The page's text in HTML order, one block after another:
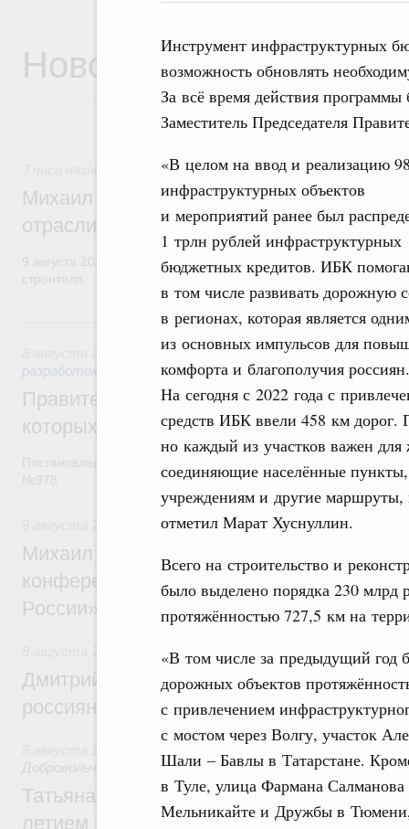
Инструмент инфраструктурных
возможность обновлять
За всё время действия
Заместитель Председателя
«В целом на ввод и реализацию
инфраструктурных объектов
и мероприятий ранее был
1 трлн рублей инфраструктурных
бюджетных кредитов. ИБК
в том числе развивать дорожную
в регионах, которая является
из основных импульсов для
комфорта и благополучия россиян.
На сегодня с 2022 года с
средств ИБК ввели 458 км дорог.
но каждый из участков важен
соединяющие населённые
учреждениям и другие
отметил Марат Хуснуллин.
Всего на строительство и
было выделено порядка 230
протяжённостью 727,5 км на
«В том числе за предыдущий год
дорожных объектов
с привлечением
с мостом через Волгу, участок
Шали – Бавлы в Татарстане.
в Туле, улица Фармана Салманова
Мельникайте и Дружбы в
Новости
Регулирование в сфере строительства
Михаил Мишустин поздравил
отрасли с профессиональным
9 августа 2026 года отмечается профессиональный праздник
Вчера
Государственная политика в сфере
разработок
Правительство расширило перечень
которых освобождаются от НДФЛ
Отрасль информационных технологий
Михаил Мишустин дал поручения по
конференции «Цифровая индустрия
России»
Спорт высших достижений и массовый
Дмитрий Чернышенко и Михаил
россиян с Днём физкультурника
Добровольчество и волонтёрство. Благотворительность
Татьяна Голикова поздравила
летием